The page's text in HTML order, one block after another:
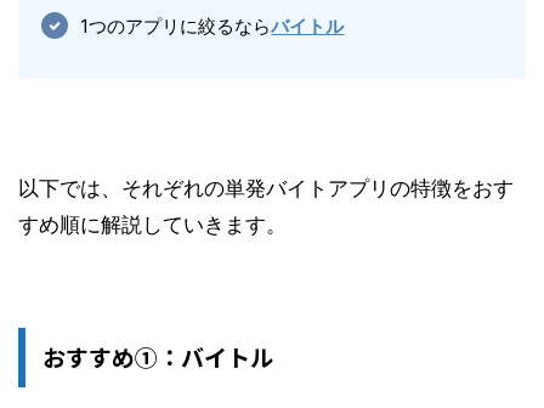
1つのアプリに絞るならバイトル
以下では、それぞれの単発バイトアプリの特徴をおす
すめ順に解説していきます。
おすすめ①：バイトル